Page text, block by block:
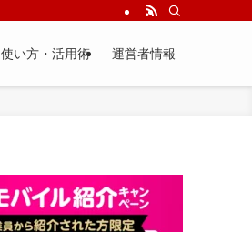
使い方・活用術 運営者情報